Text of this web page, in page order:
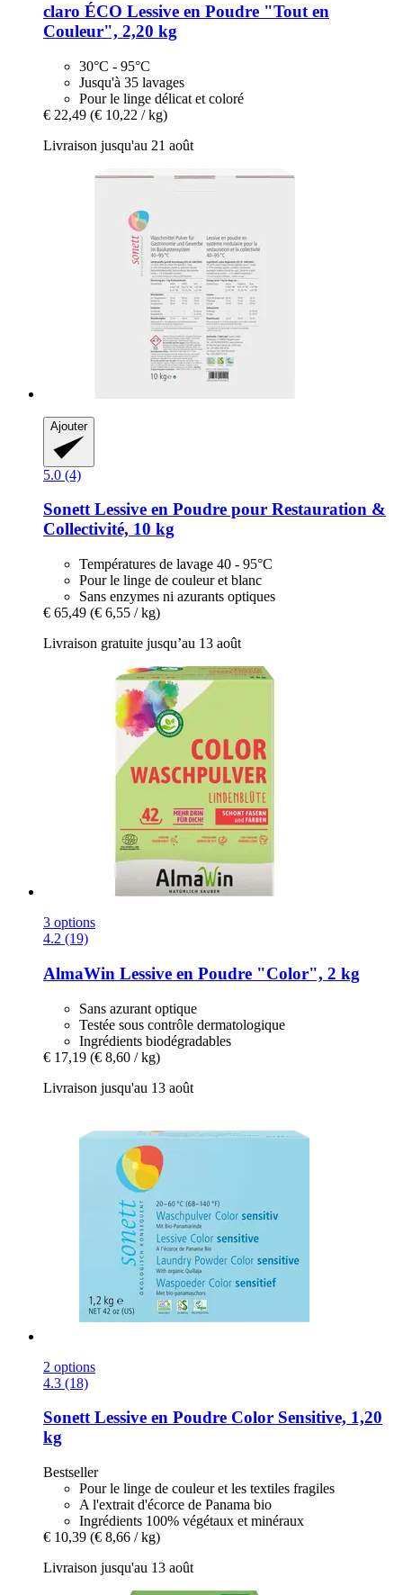
claro ÉCO Lessive en Poudre "Tout en
Couleur", 2,20 kg
30°C - 95°C
Jusqu'à 35 lavages
Pour le linge délicat et coloré
€ 22,49 (€ 10,22 / kg)
Livraison jusqu'au 21 août
Ajouter
5.0 (4)
SonettLessive en Poudre pour Restauration &
Collectivité, 10 kg
Températures de lavage 40 - 95°C
Pour le linge de couleur et blanc
Sans enzymes ni azurants optiques
€ 65,49 (€ 6,55 / kg)
Livraison gratuite jusqu’au 13 août
3 options
4.2 (19)
AlmaWin Lessive en Poudre "Color", 2 kg
Sans azurant optique
Testée sous contrôle dermatologique
Ingrédients biodégradables
€ 17,19 (€ 8,60 / kg)
Livraison jusqu'au 13 août
2 options
4.3 (18)
SonettLessive en Poudre Color Sensitive, 1,20
kg
Bestseller
Pour le linge de couleur et les textiles fragiles
A l'extrait d'écorce de Panama bio
Ingrédients 100% végétaux et minéraux
€ 10,39 (€ 8,66 / kg)
Livraison jusqu'au 13 août